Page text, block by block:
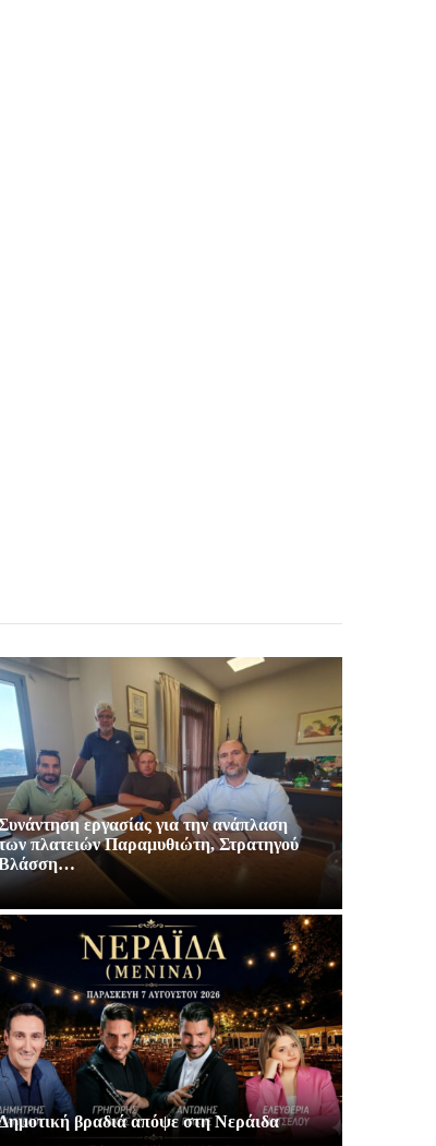
εργασίας για την ανάπλαση
πλατειών Παραμυθιώτη, Στρατηγού
βραδιά απόψε στη Νεράιδα